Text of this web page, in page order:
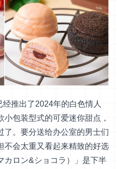
推出了2024年的白色情人
包装型式的可爱迷你甜点，
了。要分送给办公室的男士们
不会太重又看起来精致的好选
カロン&ショコラ）」是下半